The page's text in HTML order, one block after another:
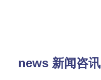
news 新闻咨讯